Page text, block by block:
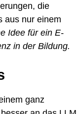
die
aus nur einem
Idee für ein E-
in der Bildung.
ganz